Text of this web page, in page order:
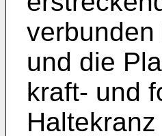
und die
kraft- und